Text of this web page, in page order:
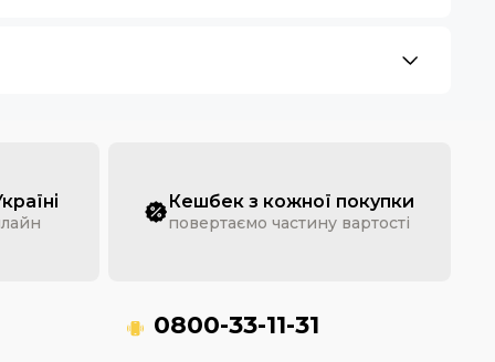
Кешбек з кожної покупки
повертаємо частину вартості
0800-33-11-31